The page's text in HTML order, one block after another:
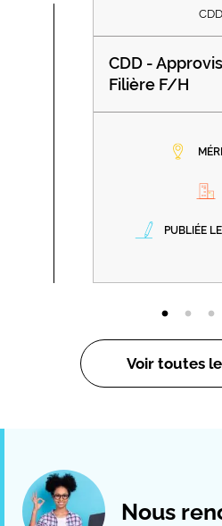
CDD
CDD -
Filière F/H
PUBLIÉE
Voir toutes
Nous